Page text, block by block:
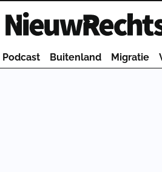
Homepage van NieuwRechts
Podcast Buitenland Migratie